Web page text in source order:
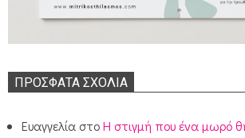
ΠΡΌΣΦΑΤΑ ΣΧΌΛΙΑ
Ευαγγελία στοΗ στιγμή που ένα μωρό